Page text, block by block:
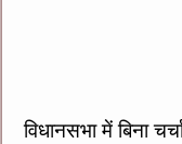
विधानसभा में बिना